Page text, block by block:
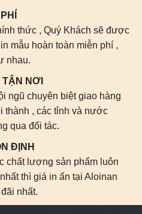
thức , Quý Khách sẽ được
mẫu hoàn toàn miễn phí ,
nhau.
NƠI
ngũ chuyên biệt giao hàng
thành , các tỉnh và nước
qua đối tác.
ĐỊNH
chất lượng sản phẩm luôn
thì giá in ấn tại Aloinan
nhất.